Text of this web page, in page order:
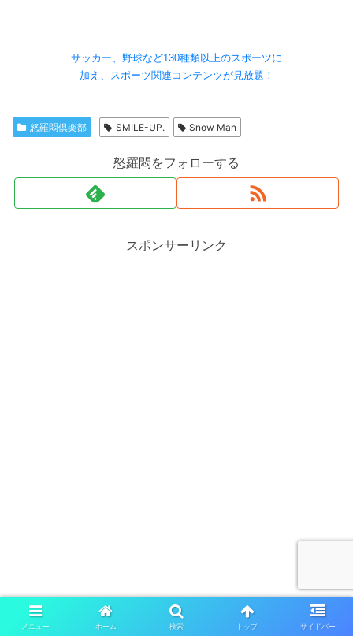
サッカー、野球など130種類以上のスポーツに
加え、スポーツ関連コンテンツが見放題！
怒羅悶倶楽部 SMILE-UP. Snow Man
怒羅悶をフォローする
スポンサーリンク
メニュー ホーム 検索 トップ サイドバー